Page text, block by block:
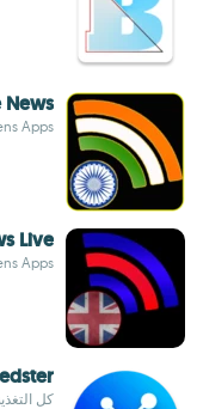
News
Apps
Live
Apps
كل